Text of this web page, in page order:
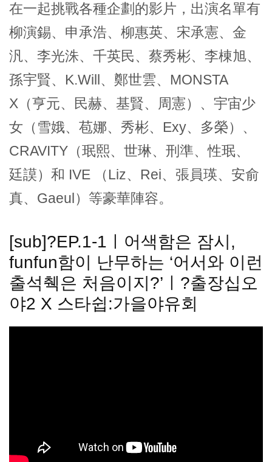
在一起挑戰各種企劃的影片，出演名單有
柳演錫、申承浩、柳惠英、宋承憲、金
汎、李光洙、千英民、蔡秀彬、李棟旭、
孫宇賢、K.Will、鄭世雲、MONSTA
X（亨元、民赫、基賢、周憲）、宇宙少
女（雪娥、苞娜、秀彬、Exy、多榮）、
CRAVITY（珉熙、世琳、刑準、性珉、
廷謨）和 IVE （Liz、Rei、張員瑛、安俞
真、Gaeul）等豪華陣容。
[sub]?EP.1-1ㅣ어색함은 잠시,
funfun함이 난무하는 ‘어서와 이런
출석췍은 처음이지?’ㅣ?출장십오
야2 X 스타쉽:가을야유회